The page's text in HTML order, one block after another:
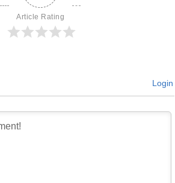
Article Rating
Login